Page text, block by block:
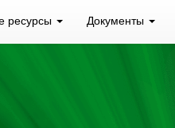
ресурсы Документы